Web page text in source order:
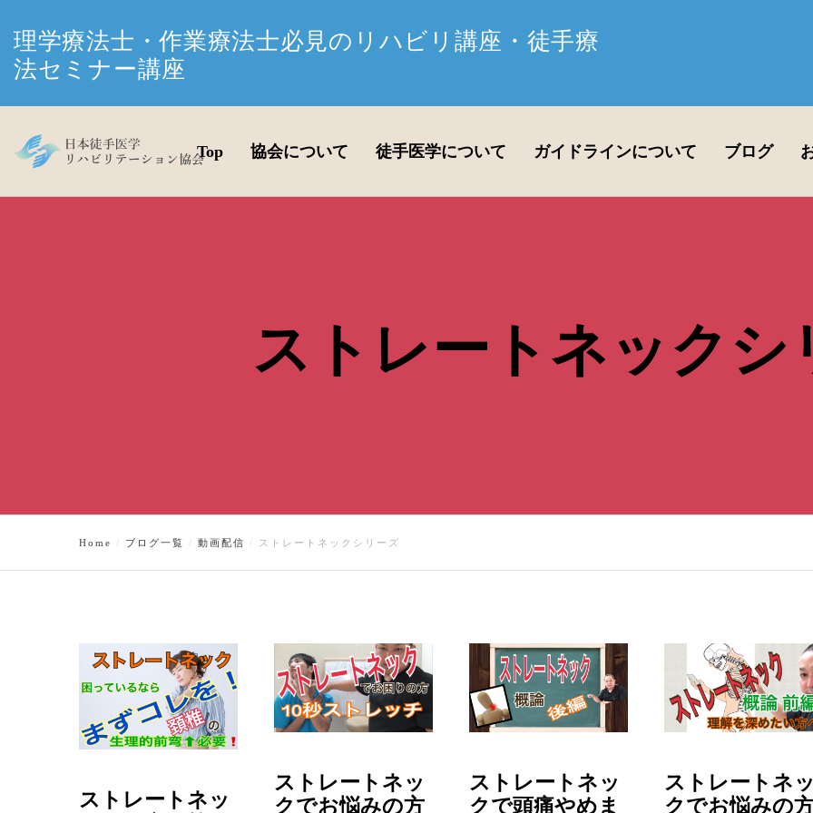
理学療法士・作業療法士必見のリハビリ講座・徒手療
法セミナー講座
Top 協会について 徒手医学について ガイドラインについて ブログ
ストレートネックシ
Home ブログ一覧 動画配信 ストレートネックシリーズ
ストレートネッ
ストレートネッ
クでお悩みの方
ストレートネッ
クで頭痛やめま
ストレートネ
クでお悩みの